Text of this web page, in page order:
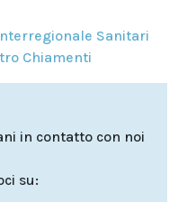
Sanitari
Chiamenti
in contatto con noi
su: